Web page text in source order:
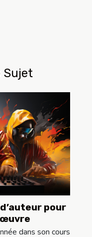
Sujet
pour
œuvre
dans son cours